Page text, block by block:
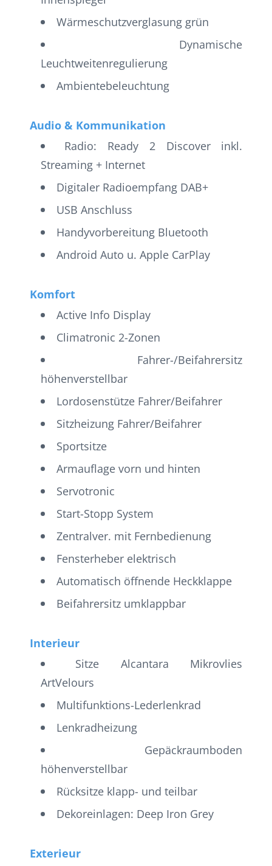
Wärmeschutzverglasung grün
Dynamische
Leuchtweitenregulierung
Ambientebeleuchtung
Audio & Kommunikation
Radio: Ready 2 Discover inkl.
Streaming + Internet
Digitaler Radioempfang DAB+
USB Anschluss
Handyvorbereitung Bluetooth
Android Auto u. Apple CarPlay
Komfort
Active Info Display
Climatronic 2-Zonen
Fahrer-/Beifahrersitz
höhenverstellbar
Lordosenstütze Fahrer/Beifahrer
Sitzheizung Fahrer/Beifahrer
Sportsitze
Armauflage vorn und hinten
Servotronic
Start-Stopp System
Zentralver. mit Fernbedienung
Fensterheber elektrisch
Automatisch öffnende Heckklappe
Beifahrersitz umklappbar
Interieur
Sitze Alcantara Mikrovlies
ArtVelours
Multifunktions-Lederlenkrad
Lenkradheizung
Gepäckraumboden
höhenverstellbar
Rücksitze klapp- und teilbar
Dekoreinlagen: Deep Iron Grey
Exterieur